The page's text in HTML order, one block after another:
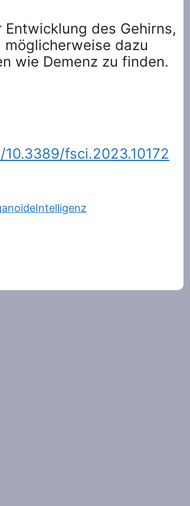
des Gehirns,
dazu
wie Demenz zu finden.
fsci.2023.10172